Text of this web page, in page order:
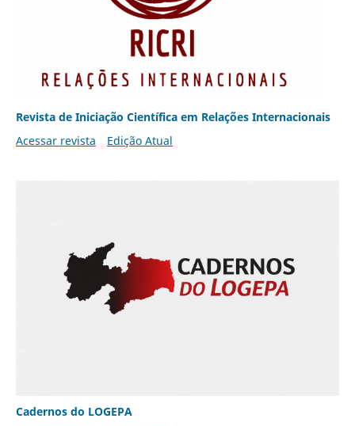
Revista de Iniciação Científica em Relações Internacionais
Acessar revista
Edição Atual
Cadernos do LOGEPA